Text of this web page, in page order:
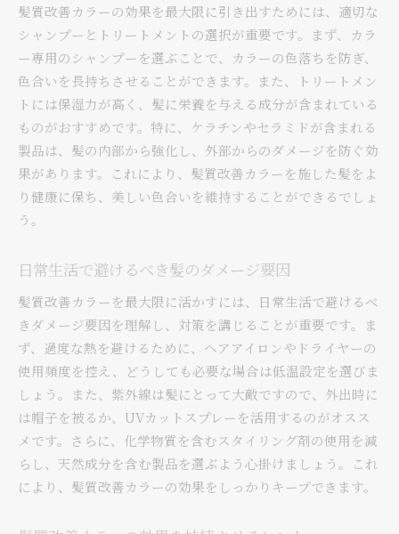
髪質改善カラーの効果を最大限に引き出すためには、適切な
シャンプーとトリートメントの選択が重要です。まず、カラ
ー専用のシャンプーを選ぶことで、カラーの色落ちを防ぎ、
色合いを長持ちさせることができます。また、トリートメン
トには保湿力が高く、髪に栄養を与える成分が含まれている
ものがおすすめです。特に、ケラチンやセラミドが含まれる
製品は、髪の内部から強化し、外部からのダメージを防ぐ効
果があります。これにより、髪質改善カラーを施した髪をよ
り健康に保ち、美しい色合いを維持することができるでしょ
う。
日常生活で避けるべき髪のダメージ要因
髪質改善カラーを最大限に活かすには、日常生活で避けるべ
きダメージ要因を理解し、対策を講じることが重要です。ま
ず、過度な熱を避けるために、ヘアアイロンやドライヤーの
使用頻度を控え、どうしても必要な場合は低温設定を選びま
しょう。また、紫外線は髪にとって大敵ですので、外出時に
は帽子を被るか、UVカットスプレーを活用するのがオスス
メです。さらに、化学物質を含むスタイリング剤の使用を減
らし、天然成分を含む製品を選ぶよう心掛けましょう。これ
により、髪質改善カラーの効果をしっかりキープできます。